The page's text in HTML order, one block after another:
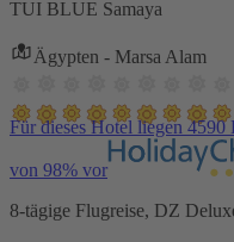
TUI BLUE Samaya
Ägypten - Marsa Alam
Für dieses Hotel liegen
von 98% vor
8-tägige Flugreise, DZ